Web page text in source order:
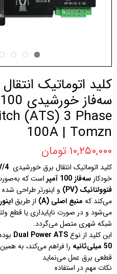
کلید اتوماتیک
(ATS) 3 Phase
100A | Tomzn
۱۰,۲۵۰,۰۰۰ تومان
کلید اتوماتیک انتقال برق خورشیدی
خودکار سه‌فاز 100 آمپر
است که
فتوولتائیک (PV)
و اینورتر طراحی
می‌کند که منبع اصلی (A) از طریق
می‌شود و در صورت ناپایداری یا قطع
شبکه شهری متصل می‌گردد.
این کلید از نوعDual Power ATS
50 میلی‌ثانیه
را فراهم می‌کند، به
قطعی برق عمل می‌نماید
نکات مهم در استفاده